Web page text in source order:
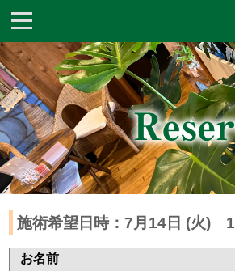
施術希望日時：7月14日 (火)
お名前